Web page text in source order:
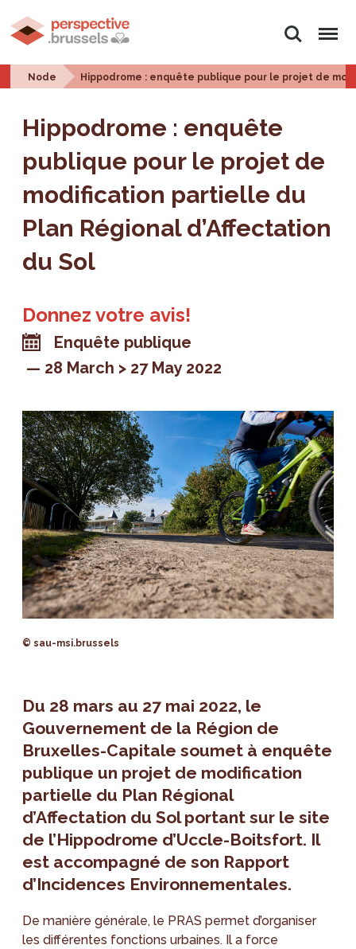
Search Menu
Node Hippodrome : enquête publique pour le projet de
Hippodrome : enquête
publique pour le projet de
modification partielle du
Plan Régional d’Affectation
du Sol
Donnez votre avis!
Enquête publique
28 March > 27 May 2022
© sau-msi.brussels
Du 28 mars au 27 mai 2022, le
Gouvernement de la Région de
Bruxelles-Capitale soumet à enquête
publique un projet de modification
partielle du Plan Régional
d’Affectation du Sol portant sur le site
de l’Hippodrome d’Uccle-Boitsfort. Il
est accompagné de son Rapport
d’Incidences Environnementales.
De manière générale, le PRAS permet d’organiser
les différentes fonctions urbaines. Il a force